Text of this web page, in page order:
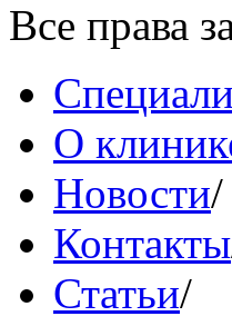
Все права
О
Новости/
Контакты
Статьи/